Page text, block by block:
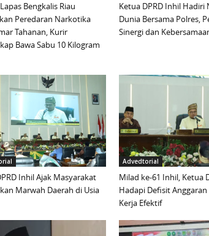
Bengkalis Riau
Peredaran Narkotika
Tahanan, Kurir
Bawa Sabu 10 Kilogram
Ketua DPRD Inhil Hadiri
Dunia Bersama Polres,
Sinergi dan
Inhil Ajak Masyarakat
Marwah Daerah di Usia
Advedtorial
Milad ke-61 Inhil, Ketua
Hadapi Defisit
Kerja Efektif